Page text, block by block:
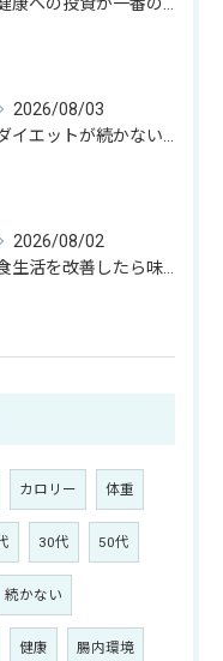
2026/08/03
2026/08/02
カロリー 体重
30代 50代
続かない
健康 腸内環境